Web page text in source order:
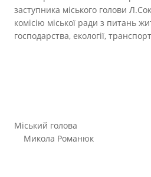
заступника міського голови
комісію міської ради з питань
господарства, екології,
Міський
Микола Романюк